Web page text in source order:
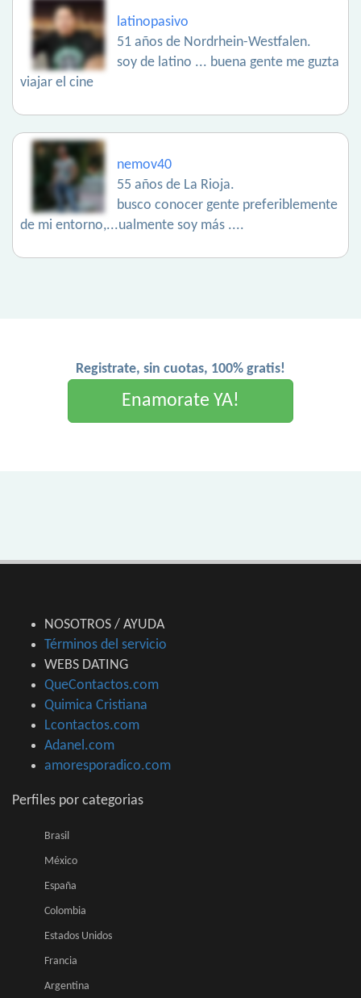
latinopasivo
51 años de Nordrhein-Westfalen.
soy de latino ... buena gente me guzta
viajar el cine
nemov40
55 años de La Rioja.
busco conocer gente preferiblemente
de mi entorno,...ualmente soy más ....
Registrate, sin cuotas, 100% gratis!
Enamorate YA!
NOSOTROS / AYUDA
Términos del servicio
WEBS DATING
QueContactos.com
Quimica Cristiana
Lcontactos.com
Adanel.com
amoresporadico.com
Perfiles por categorias
Brasil
México
España
Colombia
Estados Unidos
Francia
Argentina